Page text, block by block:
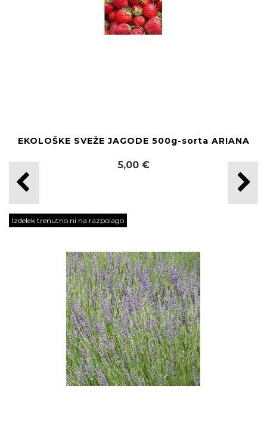
EKOLOŠKE SVEŽE JAGODE 500g-sorta ARIANA
5,00 €
Izdelek trenutno ni na razpolago